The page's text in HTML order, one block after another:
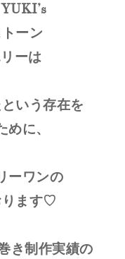
ーン
ーは
いう存在を
に、
ーワンの
ります♡
き制作実績の